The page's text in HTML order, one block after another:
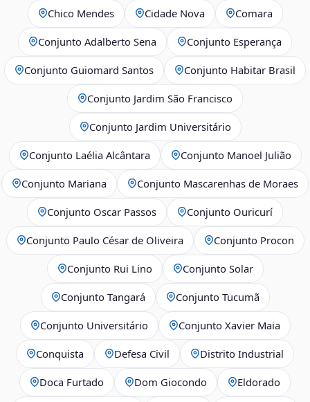
Chico Mendes Cidade Nova Comara
Conjunto Adalberto Sena Conjunto Esperança
Conjunto Guiomard Santos Conjunto Habitar Brasil
Conjunto Jardim São Francisco
Conjunto Jardim Universitário
Conjunto Laélia Alcântara Conjunto Manoel Julião
Conjunto Mariana Conjunto Mascarenhas de Moraes
Conjunto Oscar Passos Conjunto Ouricurí
Conjunto Paulo César de Oliveira Conjunto Procon
Conjunto Rui Lino Conjunto Solar
Conjunto Tangará Conjunto Tucumã
Conjunto Universitário Conjunto Xavier Maia
Conquista Defesa Civil Distrito Industrial
Doca Furtado Dom Giocondo Eldorado